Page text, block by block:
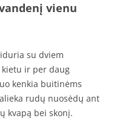
vienu
su dviem
ir per daug
kenkia buitinėms
rudų nuosėdų ant
kvapą bei skonį.